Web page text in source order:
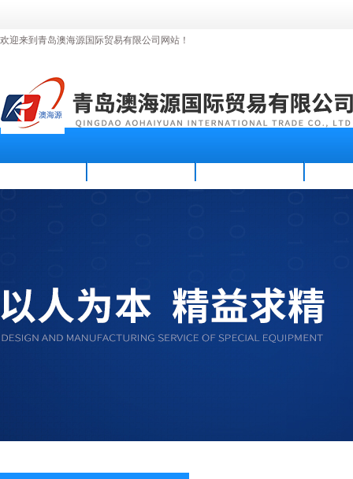
欢迎来到青岛澳海源国际贸易有限公司网站！